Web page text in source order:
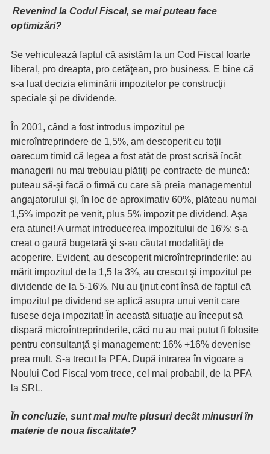
Revenind la Codul Fiscal, se mai puteau face
optimizări?
Se vehiculează faptul că asistăm la un Cod Fiscal foarte
liberal, pro dreapta, pro cetăţean, pro business. E bine că
s-a luat decizia eliminării impozitelor pe construcţii
speciale şi pe dividende.
În 2001, când a fost introdus impozitul pe
microîntreprindere de 1,5%, am descoperit cu toţii
oarecum timid că legea a fost atât de prost scrisă încât
managerii nu mai trebuiau plătiţi pe contracte de muncă:
puteau să-şi facă o firmă cu care să preia managementul
angajatorului şi, în loc de aproximativ 60%, plăteau numai
1,5% impozit pe venit, plus 5% impozit pe dividend. Aşa
era atunci! A urmat introducerea impozitului de 16%: s-a
creat o gaură bugetară şi s-au căutat modalităţi de
acoperire. Evident, au descoperit microîntreprinderile: au
mărit impozitul de la 1,5 la 3%, au crescut şi impozitul pe
dividende de la 5-16%. Nu au ţinut cont însă de faptul că
impozitul pe dividend se aplică asupra unui venit care
fusese deja impozitat! În această situaţie au început să
dispară microîntreprinderile, căci nu au mai putut fi folosite
pentru consultanţă şi management: 16% +16% devenise
prea mult. S-a trecut la PFA. După intrarea în vigoare a
Noului Cod Fiscal vom trece, cel mai probabil, de la PFA
la SRL.
În concluzie, sunt mai multe plusuri decât minusuri în
materie de noua fiscalitate?